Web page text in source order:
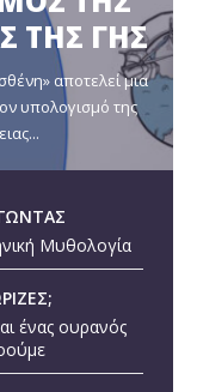
ΤΗΣ ΓΗΣ
αποτελεί μια
υπολογισμό της
Μυθολογία
ένας ουρανός